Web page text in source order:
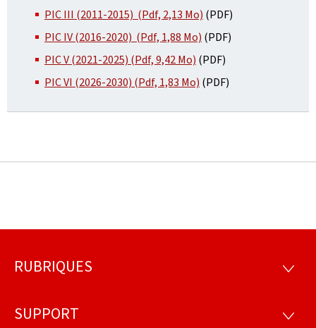
PIC III (2011-2015) (Pdf, 2,13 Mo) (PDF)
PIC IV (2016-2020) (Pdf, 1,88 Mo) (PDF)
PIC V (2021-2025) (Pdf, 9,42 Mo) (PDF)
PIC VI (2026-2030) (Pdf, 1,83 Mo) (PDF)
Pied
RUBRIQUES
SUPPORT